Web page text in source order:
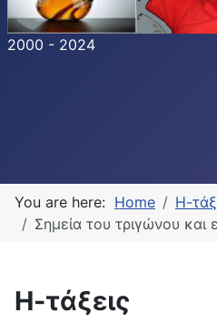
2000 - 2024
You are here: Home Η-
Σημεία του τριγώνου
Η-τάξεις